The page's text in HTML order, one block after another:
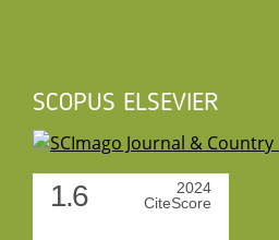
SCOPUS ELSEVIER
1.6
2024
CiteScore